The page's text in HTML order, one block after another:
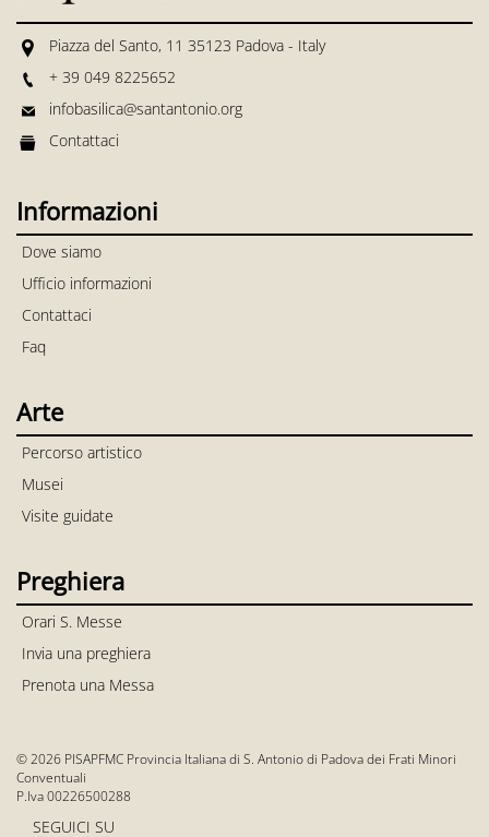
Piazza del Santo, 11 35123 Padova - Italy
+ 39 049 8225652
infobasilica@santantonio.org
Contattaci
Informazioni
Dove siamo
Ufficio informazioni
Contattaci
Faq
Arte
Percorso artistico
Musei
Visite guidate
Preghiera
Orari S. Messe
Invia una preghiera
Prenota una Messa
© 2026 PISAPFMC Provincia Italiana di S. Antonio di Padova dei Frati Minori
Conventuali
P.Iva 00226500288
SEGUICI SU